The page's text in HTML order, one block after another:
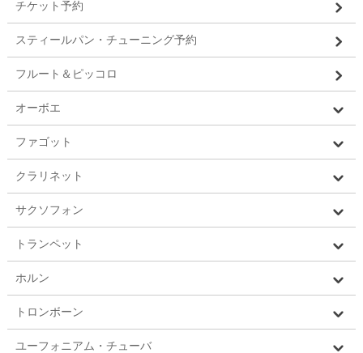
チケット予約
スティールパン・チューニング予約
フルート＆ピッコロ
オーボエ
ファゴット
クラリネット
サクソフォン
トランペット
ホルン
トロンボーン
ユーフォニアム・チューバ